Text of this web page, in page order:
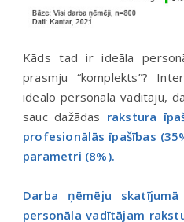
Kāds tad ir ideāla
prasmju “komplekts”?
ideālo personāla vadītāju,
sauc dažādas rakstura
profesionālās īpašības
parametri (8%).
Darba ņēmēju skatījumā
personāla vadītājam